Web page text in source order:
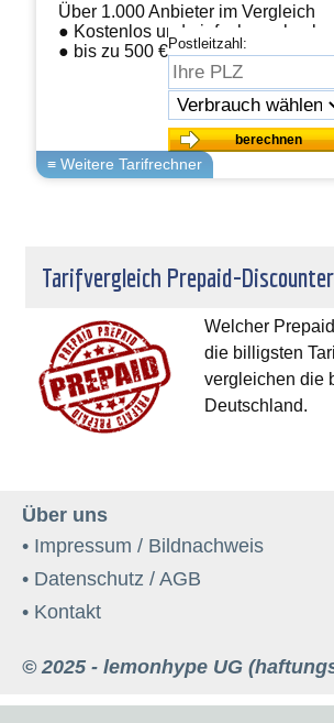
Über 1.000 Anbieter im Vergleich
● Kostenlos und einfach wechseln
● bis zu 500 € sparen
Postleitzahl:
Tarifvergleich Prepaid-Discounter
Welcher
die billigsten
vergleichen die
Deutschland.
Über uns
• Impressum / Bildnachweis
• Datenschutz / AGB
• Kontakt
© 2025 - lemonhype UG